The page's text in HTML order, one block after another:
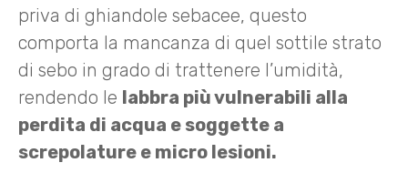
priva di ghiandole sebacee, questo
comporta la mancanza di quel sottile strato
di sebo in grado di trattenere l’umidità,
rendendo le labbra più vulnerabili alla
perdita di acqua e soggette a
screpolature e micro lesioni.